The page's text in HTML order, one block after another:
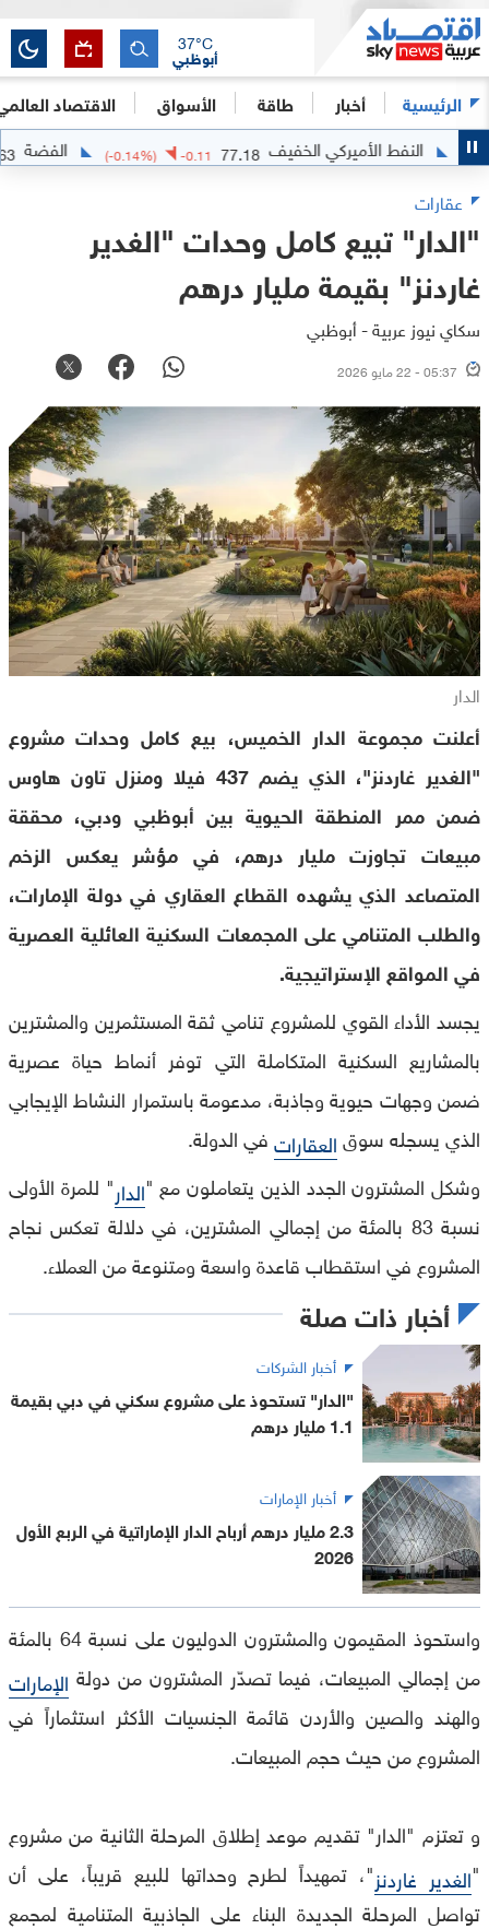
الرئيسية أخبار طاقة الأسواق الاقتصاد
أبوظبي
37°C
النفط الأميركي الخفيف 77.18
-0.11
-0.14 %) الفضة 64.2763
عقارات
"الدار" تبيع كامل وحدات "الغدير
غاردنز" بقيمة مليار درهم
سكاي نيوز عربية - أبوظبي
05:37 - 22 مايو 2026
الدار
أعلنت مجموعة الدار الخميس، بيع كامل وحدات مشروع
"الغدير غاردنز"، الذي يضم 437 فيلا ومنزل تاون هاوس
ضمن ممر المنطقة الحيوية بين أبوظبي ودبي، محققة
مبيعات تجاوزت مليار درهم، في مؤشر يعكس الزخم
المتصاعد الذي يشهده القطاع العقاري في دولة الإمارات،
والطلب المتنامي على المجمعات السكنية العائلية العصرية
في المواقع الإستراتيجية.
يجسد الأداء القوي للمشروع تنامي ثقة المستثمرين والمشترين
بالمشاريع السكنية المتكاملة التي توفر أنماط حياة عصرية
ضمن وجهات حيوية وجاذبة، مدعومة باستمرار النشاط الإيجابي
الذي يسجله سوقالعقاراتفي الدولة.
وشكل المشترون الجدد الذين يتعاملون مع "الدار" للمرة الأولى
نسبة 83 بالمئة من إجمالي المشترين، في دلالة تعكس نجاح
المشروع في استقطاب قاعدة واسعة ومتنوعة من العملاء.
أخبار ذات صلة
أخبار الشركات
"الدار" تستحوذ على مشروع سكني في دبي بقيمة
1.1 مليار درهم
أخبار الإمارات
2.3 مليار درهم أرباح الدار الإماراتية في الربع الأول
2026
واستحوذ المقيمون والمشترون الدوليون على نسبة 64 بالمئة
من إجمالي المبيعات، فيما تصدّر المشترون من دولة الإمارات
والهند والصين والأردن قائمة الجنسيات الأكثر استثماراً في
المشروع من حيث حجم المبيعات.
و تعتزم "الدار" تقديم موعد إطلاق المرحلة الثانية من مشروع
"الغدير غاردنز"، تمهيداً لطرح وحداتها للبيع قريباً، على أن
تواصل المرحلة الجديدة البناء على الجاذبية المتنامية لمجمع